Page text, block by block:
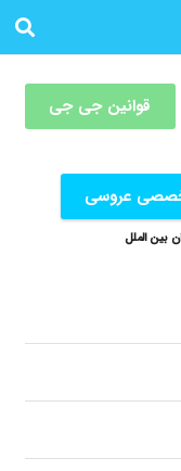
قوانین جی جی
عروسی
بین الملل